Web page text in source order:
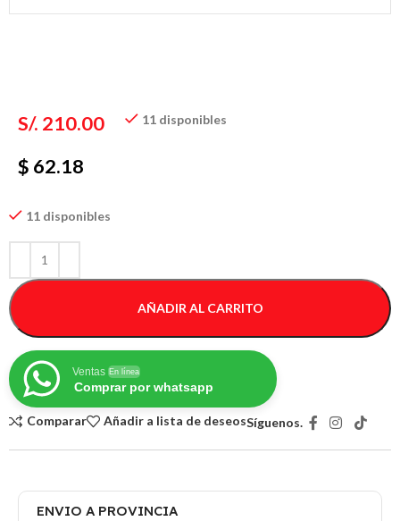
S/. 210.00
$ 62.18
11 disponibles
11 disponibles
AÑADIR AL CARRITO
Ventas En línea
Comprar por whatsapp
Comparar Añadir a lista de deseosSíguenos.
ENVIO A PROVINCIA